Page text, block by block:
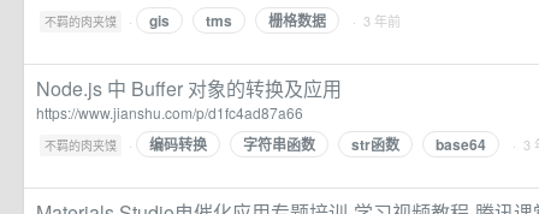
不羁的肉夹馍 · gis tms 栅格数据 · 3 年前
Node.js 中 Buffer 对象的转换及应用
https://www.jianshu.com/p/d1fc4ad87a66
不羁的肉夹馍 · 编码转换 字符串函数 str函数 base64 · 3